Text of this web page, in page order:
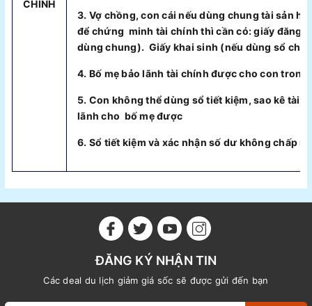
CHÍNH
3. Vợ chồng, con cái nếu dùng chung tài sản
để chứng minh tài chính thì cần có: giấy đăng
dùng chung). Giấy khai sinh (nếu dùng sổ
4. Bố mẹ bảo lãnh tài chính được cho con
5. Con không thể dùng sổ tiết kiệm, sao kê tài
lãnh cho bố mẹ được
6. Sổ tiết kiệm và xác nhận số dư không chấp
ĐĂNG KÝ NHẬN TIN
Các deal du lịch giảm giá sốc sẽ được gửi đến bạn